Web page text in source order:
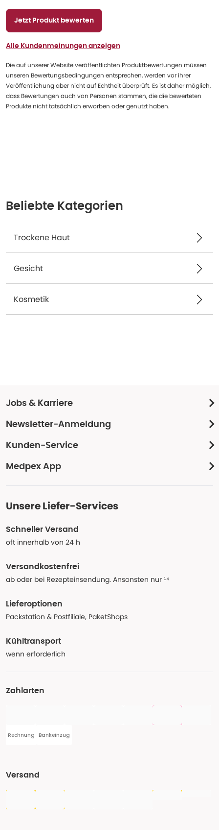
Jetzt Produkt bewerten
Alle Kundenmeinungen anzeigen
Die auf unserer Website veröffentlichten Produktbewertungen müssen
unseren Bewertungsbedingungen entsprechen, werden vor ihrer
Veröffentlichung aber nicht auf Echtheit überprüft. Es ist daher möglich,
dass Bewertungen auch von Personen stammen, die die bewerteten
Produkte nicht tatsächlich erworben oder genutzt haben.
Beliebte Kategorien
Trockene Haut
Gesicht
Kosmetik
Jobs & Karriere
Newsletter-Anmeldung
Kunden-Service
Medpex App
Unsere Liefer-Services
Schneller Versand
oft innerhalb von 24 h
Versandkostenfrei
ab oder bei Rezepteinsendung. Ansonsten nur ¹⁴
Lieferoptionen
Packstation & Postfiliale, PaketShops
Kühltransport
wenn erforderlich
Zahlarten
Rechnung Bankeinzug
Versand